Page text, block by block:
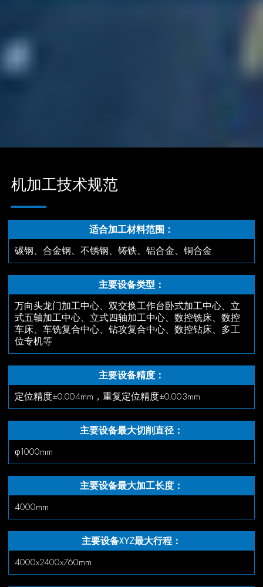
机加工技术规范
适合加工材料范围：
碳钢、合金钢、不锈钢、铸铁、铝合金、铜合金
主要设备类型：
万向头龙门加工中心、双交换工作台卧式加工中心、立
式五轴加工中心、立式四轴加工中心、数控铣床、数控
车床、车铣复合中心、钻攻复合中心、数控钻床、多工
位专机等
主要设备精度：
定位精度±0.004mm，重复定位精度±0.003mm
主要设备最大切削直径：
φ1000mm
主要设备最大加工长度：
4000mm
主要设备XYZ最大行程：
4000x2400x760mm